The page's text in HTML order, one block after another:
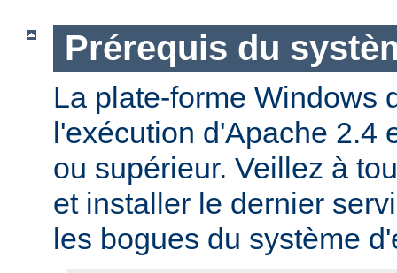
Prérequis du
La plate-forme Windows
l'exécution d'Apache 2.4
ou supérieur. Veillez à
et installer le dernier
les bogues du système